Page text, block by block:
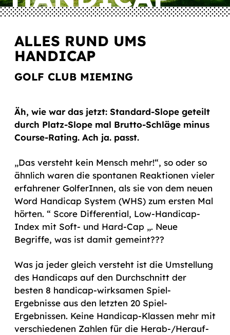
ALLES RUND UMS
HANDICAP
GOLF CLUB MIEMING
Äh, wie war das jetzt: Standard-Slope geteilt
durch Platz-Slope mal Brutto-Schläge minus
Course-Rating. Ach ja. passt.
„Das versteht kein Mensch mehr!“, so oder so
ähnlich waren die spontanen Reaktionen vieler
erfahrener GolferInnen, als sie von dem neuen
Word Handicap System (WHS) zum ersten Mal
hörten. “ Score Differential, Low-Handicap-
Index mit Soft- und Hard-Cap „. Neue
Begriffe, was ist damit gemeint???
Was ja jeder gleich versteht ist die Umstellung
des Handicaps auf den Durchschnitt der
besten 8 handicap-wirksamen Spiel-
Ergebnisse aus den letzten 20 Spiel-
Ergebnissen. Keine Handicap-Klassen mehr mit
verschiedenen Zahlen für die Herab-/Herauf-